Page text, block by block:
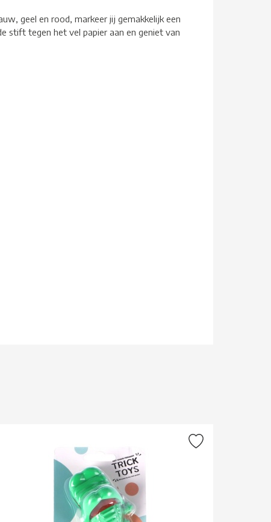
geel en rood, markeer jij gemakkelijk een
stift tegen het vel papier aan en geniet van